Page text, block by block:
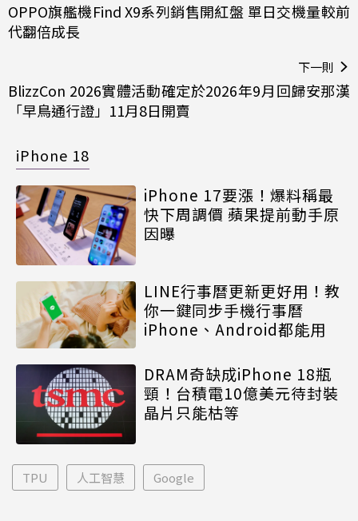
OPPO旗艦機Find X9系列銷售開紅盤 單日交機量較前
代翻倍成長
下一則
BlizzCon 2026實體活動確定於2026年9月回歸安那漢
「早鳥通行證」11月8日開賣
iPhone 18
iPhone 17要漲！爆料稱最
快下周調價 蘋果提前動手原
因曝
LINE行事曆更新更好用！教
你一鍵同步手機行事曆
iPhone、Android都能用
DRAM奇缺成iPhone 18瓶
頸！台積電10億美元待封裝
晶片只能枯等
TPU 人工智慧 Google